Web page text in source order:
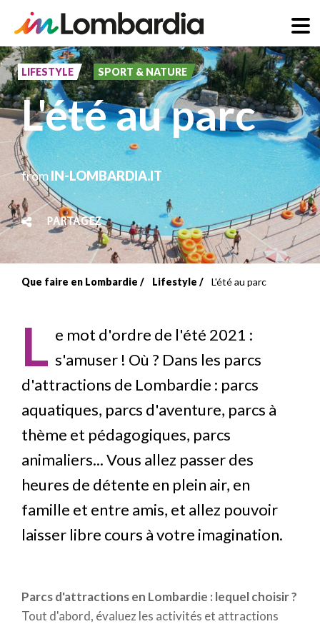
Aller
au
contenu
principal
LIFESTYLE SPORT & NATURE
L'été au parc
fromIN-LOMBARDIA.IT
PARTAGEZ
Fil
d'Ariane
Que faire en Lombardie Lifestyle L'été au parc
L e mot d'ordre de l'été 2021 :
s'amuser ! Où ? Dans les parcs
d'attractions de Lombardie : parcs
aquatiques, parcs d'aventure, parcs à
thème et pédagogiques, parcs
animaliers... Vous allez passer des
heures de détente en plein air, en
famille et entre amis, et allez pouvoir
laisser libre cours à votre imagination.
Parcs d'attractions en Lombardie : lequel choisir ?
Tout d'abord, évaluez les activités et attractions